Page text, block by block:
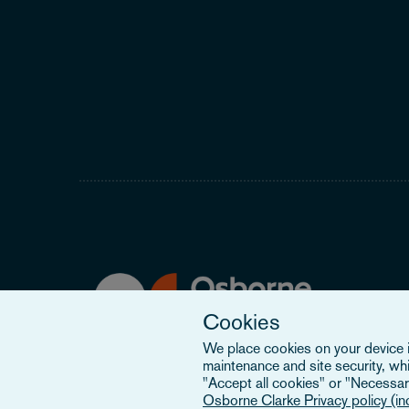
Cookies
We place cookies on your
maintenance and site security,
"Accept all cookies" or
Osborne Clarke Privacy policy